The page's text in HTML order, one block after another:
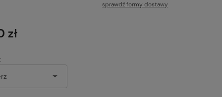
sprawdź formy dostawy
zł